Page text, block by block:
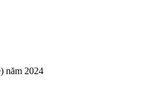
năm 2024